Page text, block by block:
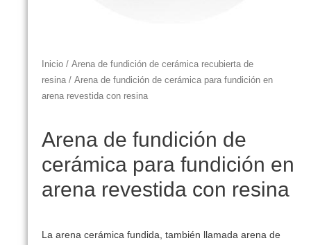
Inicio / Arena de fundición de cerámica recubierta de
resina / Arena de fundición de cerámica para fundición en
arena revestida con resina
Arena de fundición de
cerámica para fundición en
arena revestida con resina
La arena cerámica fundida, también llamada arena de